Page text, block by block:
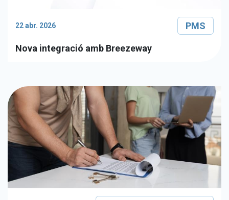
22 abr. 2026 PMS
Nova integració amb Breezeway